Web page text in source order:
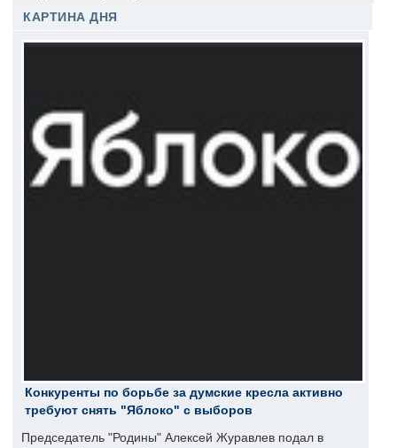
КАРТИНА ДНЯ
Конкуренты по борьбе за думские кресла активно
требуют снять "Яблоко" с выборов
Председатель "Родины" Алексей Журавлев подал в